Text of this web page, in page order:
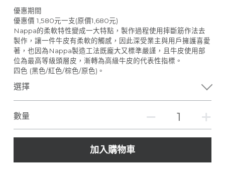
優惠期間
優惠價 1,580元一支(原價1,680元)
Nappa的柔軟特性變成一大特點，製作過程使用摔斷筋作法去
製作，讓一件牛皮有柔軟的觸感，因此深受業主與用戶擁護喜愛
著，也因為Nappa製造工法既龐大又標準嚴謹，且牛皮使用部
位為最高等級頭層皮，漸轉為高級牛皮的代表性指標。
四色 (黑色/紅色/棕色/原色)。
選擇
數量
加入購物車